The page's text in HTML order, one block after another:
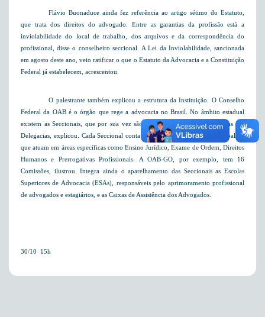
Flávio Buonaduce ainda fez referência ao artigo sétimo do Estatuto,
que trata dos direitos do advogado. Entre as garantias da profissão está a
inviolabilidade do local de trabalho, dos arquivos e da correspondência do
profissional, disse o conselheiro seccional. A Lei da Inviolabilidade, sancionada
em agosto deste ano, veio ratificar o que o Estatuto da Advocacia e a Constituição
Federal já estabelecem, acrescentou.
O palestrante também explicou a estrutura da Instituição. O Conselho
Federal da OAB é o órgão que rege a advocacia no Brasil. No âmbito estadual
existem as Seccionais, que por sua vez são divididas em Subseções e essas em
Delegacias, explicou. Cada Seccional conta também com Comissões de trabalho,
que atuam em áreas específicas como Ensino Jurídico, Exame de Ordem, Direitos
Humanos e Prerrogativas Profissionais. A OAB-GO, por exemplo, tem 16
Comissões, ilustrou. Integra ainda o aparelhamento das Seccionais as Escolas
Superiores de Advocacia (ESAs), responsáveis pelo aprimoramento profissional
de advogados e estagiários, e as Caixas de Assistência dos Advogados.
30/10  15h